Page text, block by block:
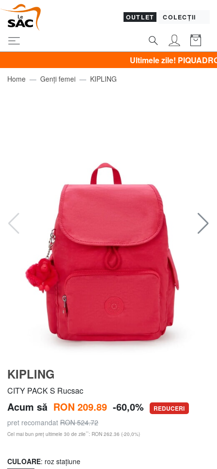
OUTLET COLECȚII
Ultimele zile! PIQUADRO,
Home Genți femei KIPLING
KIPLING
CITY PACK S Rucsac
Acum să RON 209.89 -60,0% REDUCERI
pret recomandat RON 524.72
Cel mai bun preț ultimele 30 de zile**: RON 262.36 (-20,0%)
CULOARE: roz stațiune